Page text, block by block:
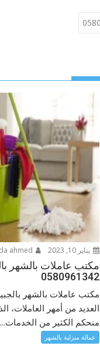
يناير 10, 2023
مكتب عاملات بالشهر
0580961342
مكتب عاملات بالشهر
العديد من أمهر العاملات،
منحكم الكثير من الخدمات...
عمالة منزلية بالشهر